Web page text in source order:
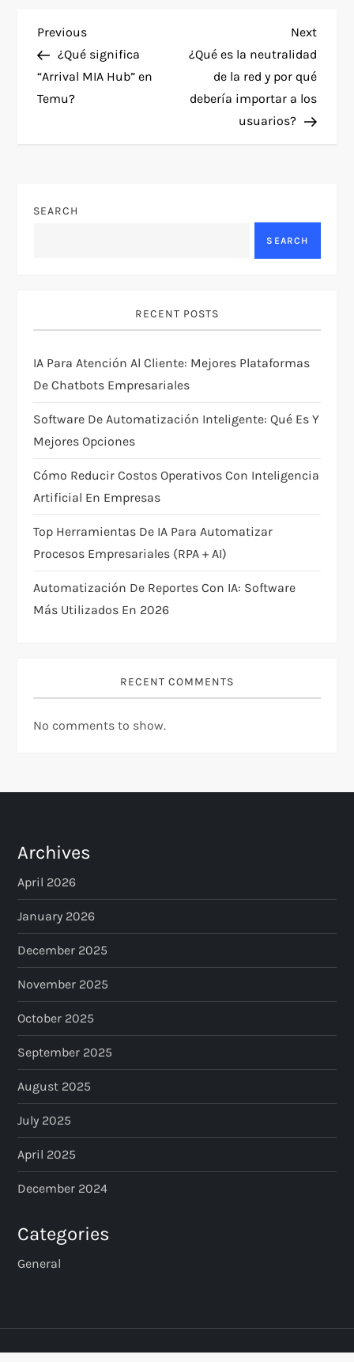
P
o
s
a
g
a
t
i
o
n
Previous
Post
Previous
¿Qué significa
“Arrival MIA Hub” en
Temu?
Next
Post
Next
¿Qué es la neutralidad
de la red y por qué
debería importar a los
usuarios?
SEARCH
SEARCH
RECENT POSTS
IA Para Atención Al Cliente: Mejores Plataformas
De Chatbots Empresariales
Software De Automatización Inteligente: Qué Es Y
Mejores Opciones
Cómo Reducir Costos Operativos Con Inteligencia
Artificial En Empresas
Top Herramientas De IA Para Automatizar
Procesos Empresariales (RPA + AI)
Automatización De Reportes Con IA: Software
Más Utilizados En 2026
RECENT COMMENTS
No comments to show.
Archives
April 2026
January 2026
December 2025
November 2025
October 2025
September 2025
August 2025
July 2025
April 2025
December 2024
Categories
General